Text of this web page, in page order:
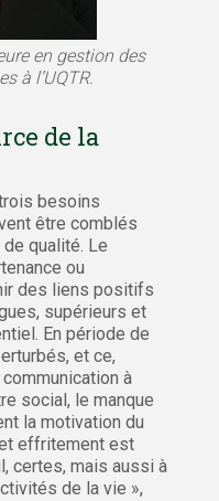
en gestion des
à l’UQTR.
de la
besoins
être comblés
qualité. Le
ou
des liens positifs
supérieurs et
En période de
et ce,
à
social, le manque
la motivation du
effritement est
certes, mais aussi à
de la vie »,